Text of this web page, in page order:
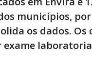
municípios,
os dados.